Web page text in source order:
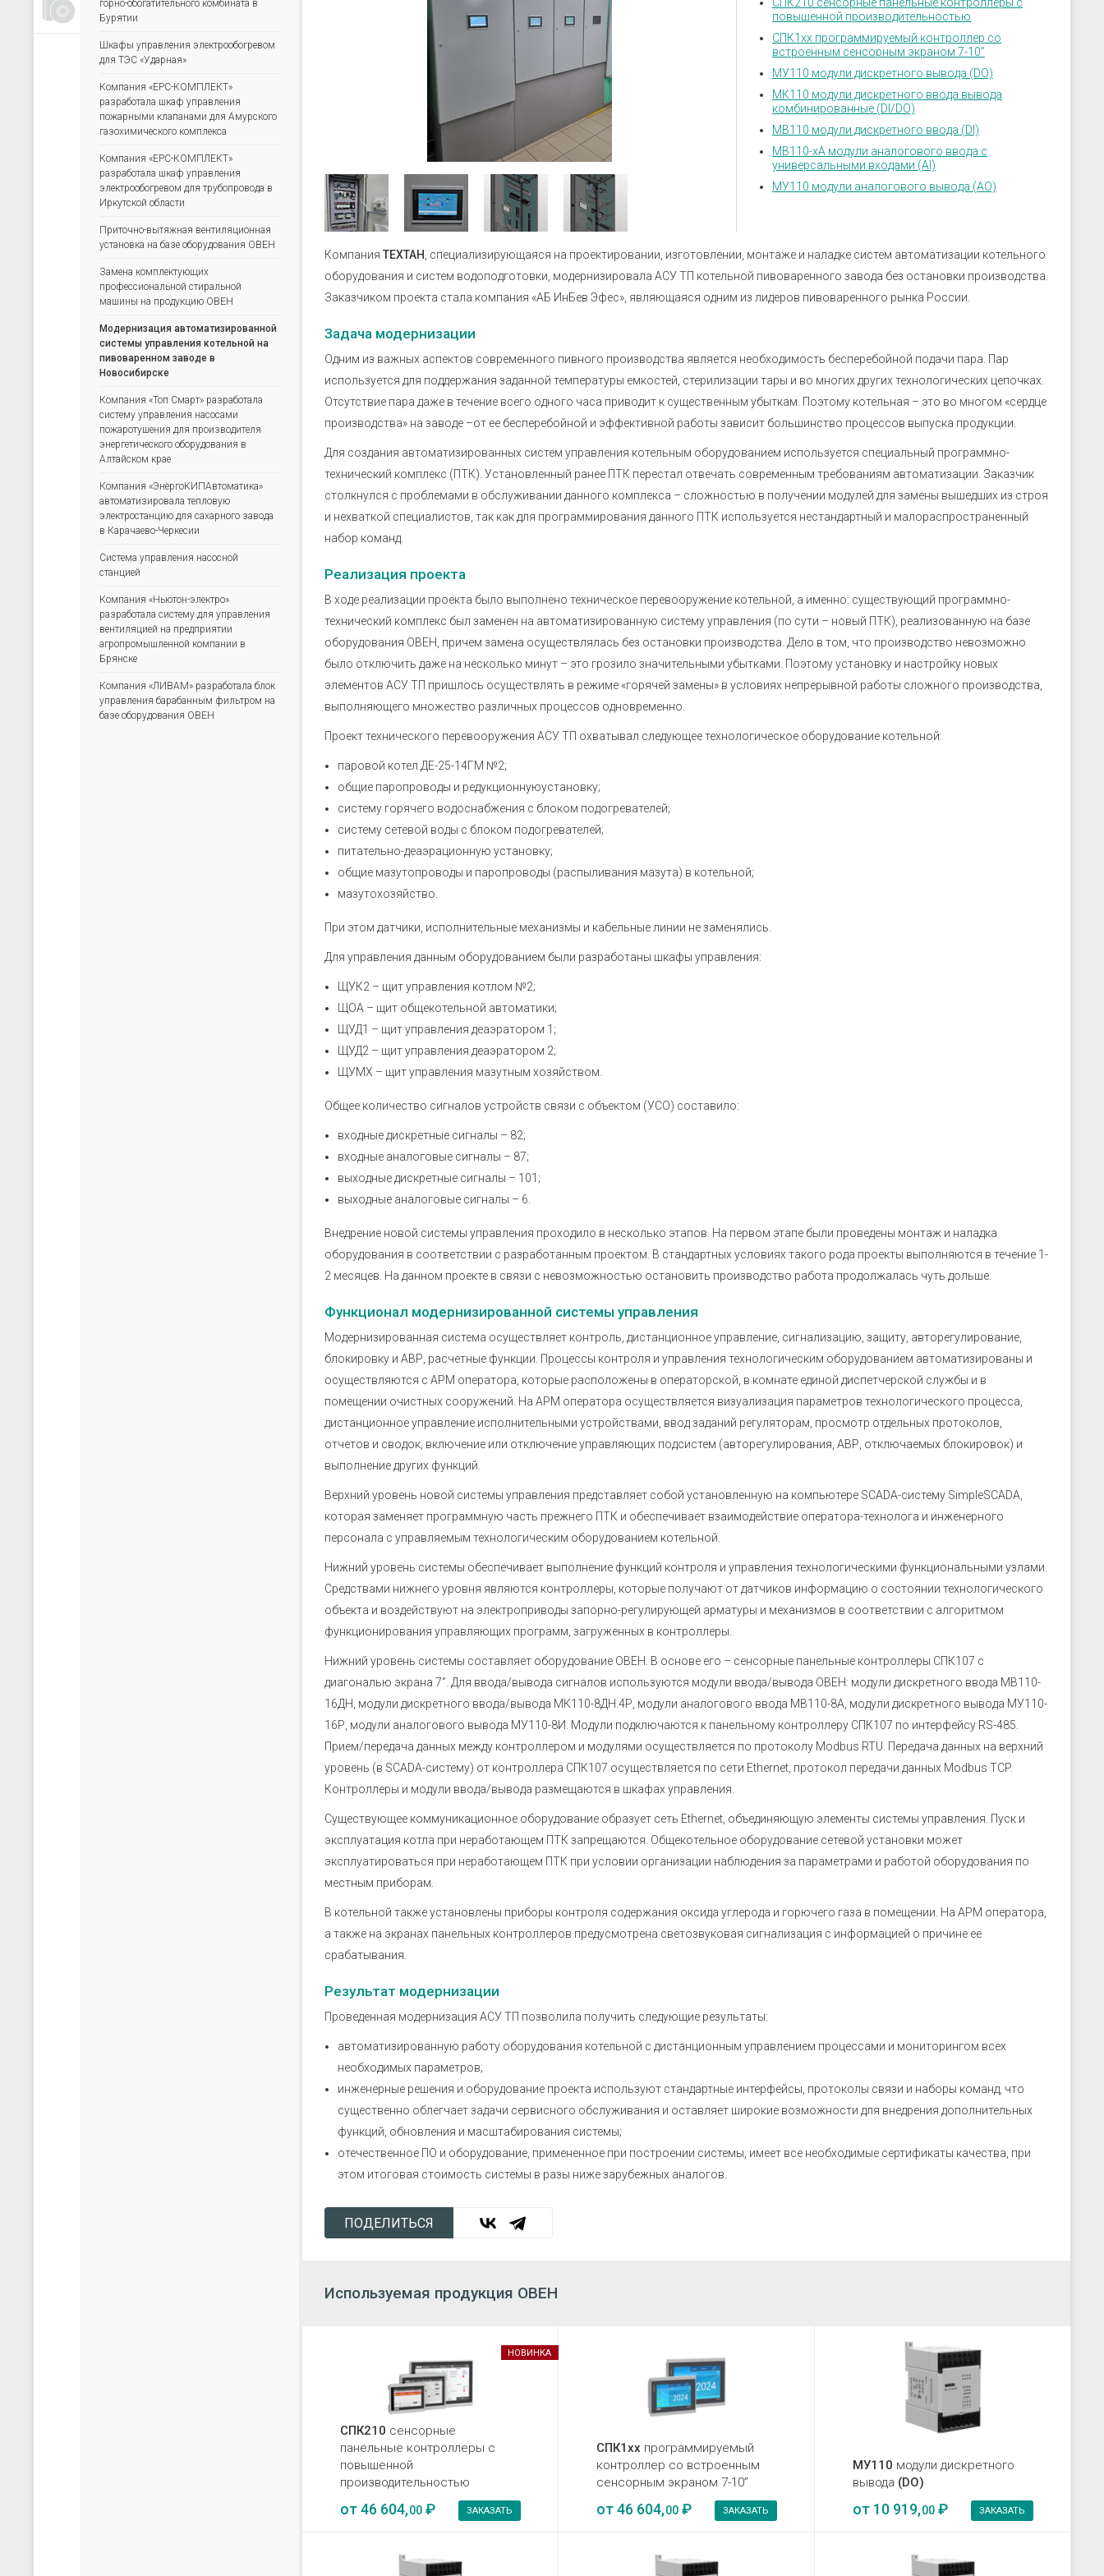
Счетчики, таймеры, тахометры
Для водоподготовки
Для электрических сетей
Архиваторы
Ручные задатчики сигналов
Дополнительные устройства
Приборы для индикации и
Устройства контроля и защиты
Реле защиты
Регуляторы мощности
Твердотельные реле KIPPRIBOR
Твердотельные реле Протон-
Импульс
Твердотельные и
промежуточные реле MEYERTEC
Микроклимат для шкафов
оборудование MEYERTEC
Нормирующие преобразователи
Аксессуары к датчикам
Аксессуары к датчикам давления
Аксессуары к датчикам уровня
скачать каталог (pdf)скачать прайс-лист (xls)
История
Аттестация на право поверки
Партнерам
Работа в компании
Каталог продукции ОВЕН
Материалы для вашего сайта
Сервисный центр
Проверить статус заказа
горно-обогатительного комбината в
Бурятии
Шкафы управления электрообогревом
для ТЭС «Ударная»
Компания «ЕРС-КОМПЛЕКТ»
разработала шкаф управления
пожарными клапанами для Амурского
газохимического комплекса
Компания «ЕРС-КОМПЛЕКТ»
разработала шкаф управления
электрообогревом для трубопровода в
Иркутской области
Приточно-вытяжная вентиляционная
установка на базе оборудования ОВЕН
Замена комплектующих
профессиональной стиральной
машины на продукцию ОВЕН
Модернизация автоматизированной
системы управления котельной на
пивоваренном заводе в
Новосибирске
Компания «Топ Смарт» разработала
систему управления насосами
пожаротушения для производителя
энергетического оборудования в
Алтайском крае
Компания «ЭнергоКИПАвтоматика»
автоматизировала тепловую
электростанцию для сахарного завода
в Карачаево-Черкесии
Система управления насосной
станцией
Компания «Ньютон-электро»
разработала систему для управления
вентиляцией на предприятии
агропромышленной компании в
Брянске
Компания «ЛИВАМ» разработала блок
управления барабанным фильтром на
базе оборудования ОВЕН
повышенной производительностью
СПК1хх программируемый контроллер со
встроенным сенсорным экраном 7-10”
МУ110 модули дискретного вывода (DO)
МК110 модули дискретного ввода вывода
комбинированные (DI/DO)
МВ110 модули дискретного ввода (DI)
МВ110-хА модули аналогового ввода с
универсальными входами (AI)
МУ110 модули аналогового вывода (AO)
Компания ТЕХТАН , специализирующаяся на проектировании, изготовлении, монтаже и наладке систем автоматизации котельного
оборудования и систем водоподготовки, модернизировала АСУ ТП котельной пивоваренного завода без остановки производства.
Заказчиком проекта стала компания «АБ ИнБев Эфес», являющаяся одним из лидеров пивоваренного рынка России.
Задача модернизации
Одним из важных аспектов современного пивного производства является необходимость бесперебойной подачи пара. Пар
используется для поддержания заданной температуры емкостей, стерилизации тары и во многих других технологических цепочках.
Отсутствие пара даже в течение всего одного часа приводит к существенным убыткам. Поэтому котельная – это во многом «сердце
производства» на заводе –от ее бесперебойной и эффективной работы зависит большинство процессов выпуска продукции.
Для создания автоматизированных систем управления котельным оборудованием используется специальный программно-
технический комплекс (ПТК). Установленный ранее ПТК перестал отвечать современным требованиям автоматизации. Заказчик
столкнулся с проблемами в обслуживании данного комплекса – сложностью в получении модулей для замены вышедших из строя
и нехваткой специалистов, так как для программирования данного ПТК используется нестандартный и малораспространенный
набор команд.
Реализация проекта
В ходе реализации проекта было выполнено техническое перевооружение котельной, а именно: существующий программно-
технический комплекс был заменен на автоматизированную систему управления (по сути – новый ПТК), реализованную на базе
оборудования ОВЕН, причем замена осуществлялась без остановки производства. Дело в том, что производство невозможно
было отключить даже на несколько минут – это грозило значительными убытками. Поэтому установку и настройку новых
элементов АСУ ТП пришлось осуществлять в режиме «горячей замены» в условиях непрерывной работы сложного производства,
выполняющего множество различных процессов одновременно.
Проект технического перевооружения АСУ ТП охватывал следующее технологическое оборудование котельной:
паровой котел ДЕ-25-14ГМ №2;
общие паропроводы и редукционнуюустановку;
систему горячего водоснабжения с блоком подогревателей;
систему сетевой воды с блоком подогревателей;
питательно-деаэрационную установку;
общие мазутопроводы и паропроводы (распыливания мазута) в котельной;
мазутохозяйство.
При этом датчики, исполнительные механизмы и кабельные линии не заменялись.
Для управления данным оборудованием были разработаны шкафы управления:
ЩУК2 – щит управления котлом №2;
ЩОА – щит общекотельной автоматики;
ЩУД1 – щит управления деаэратором 1;
ЩУД2 – щит управления деаэратором 2;
ЩУМХ – щит управления мазутным хозяйством.
Общее количество сигналов устройств связи с объектом (УСО) составило:
входные дискретные сигналы – 82;
входные аналоговые сигналы – 87;
выходные дискретные сигналы – 101;
выходные аналоговые сигналы – 6.
Внедрение новой системы управления проходило в несколько этапов. На первом этапе были проведены монтаж и наладка
оборудования в соответствии с разработанным проектом. В стандартных условиях такого рода проекты выполняются в течение 1-
2 месяцев. На данном проекте в связи с невозможностью остановить производство работа продолжалась чуть дольше.
Функционал модернизированной системы управления
Модернизированная система осуществляет контроль, дистанционное управление, сигнализацию, защиту, авторегулирование,
блокировку и АВР, расчетные функции. Процессы контроля и управления технологическим оборудованием автоматизированы и
осуществляются с АРМ оператора, которые расположены в операторской, в комнате единой диспетчерской службы и в
помещении очистных сооружений. На АРМ оператора осуществляется визуализация параметров технологического процесса,
дистанционное управление исполнительными устройствами, ввод заданий регуляторам, просмотр отдельных протоколов,
отчетов и сводок, включение или отключение управляющих подсистем (авторегулирования, АВР, отключаемых блокировок) и
выполнение других функций.
Верхний уровень новой системы управления представляет собой установленную на компьютере SCADA-систему SimpleSCADA,
которая заменяет программную часть прежнего ПТК и обеспечивает взаимодействие оператора-технолога и инженерного
персонала с управляемым технологическим оборудованием котельной.
Нижний уровень системы обеспечивает выполнение функций контроля и управления технологическими функциональными узлами.
Средствами нижнего уровня являются контроллеры, которые получают от датчиков информацию о состоянии технологического
объекта и воздействуют на электроприводы запорно-регулирующей арматуры и механизмов в соответствии с алгоритмом
функционирования управляющих программ, загруженных в контроллеры.
Нижний уровень системы составляет оборудование ОВЕН. В основе его – сенсорные панельные контроллеры СПК107 с
диагональю экрана 7”. Для ввода/вывода сигналов используются модули ввода/вывода ОВЕН: модули дискретного ввода МВ110-
16ДН, модули дискретного ввода/вывода МК110-8ДН.4Р, модули аналогового ввода МВ110-8А, модули дискретного вывода МУ110-
16Р, модули аналогового вывода МУ110-8И. Модули подключаются к панельному контроллеру СПК107 по интерфейсу RS-485.
Прием/передача данных между контроллером и модулями осуществляется по протоколу Modbus RTU. Передача данных на верхний
уровень (в SCADA-систему) от контроллера СПК107 осуществляется по сети Ethernet, протокол передачи данных Modbus TCP.
Контроллеры и модули ввода/вывода размещаются в шкафах управления.
Существующее коммуникационное оборудование образует сеть Ethernet, объединяющую элементы системы управления. Пуск и
эксплуатация котла при неработающем ПТК запрещаются. Общекотельное оборудование сетевой установки может
эксплуатироваться при неработающем ПТК при условии организации наблюдения за параметрами и работой оборудования по
местным приборам.
В котельной также установлены приборы контроля содержания оксида углерода и горючего газа в помещении. На АРМ оператора,
а также на экранах панельных контроллеров предусмотрена светозвуковая сигнализация с информацией о причине ее
срабатывания.
Результат модернизации
Проведенная модернизация АСУ ТП позволила получить следующие результаты:
автоматизированную работу оборудования котельной с дистанционным управлением процессами и мониторингом всех
необходимых параметров;
инженерные решения и оборудование проекта используют стандартные интерфейсы, протоколы связи и наборы команд, что
существенно облегчает задачи сервисного обслуживания и оставляет широкие возможности для внедрения дополнительных
функций, обновления и масштабирования системы;
отечественное ПО и оборудование, примененное при построении системы, имеет все необходимые сертификаты качества, при
этом итоговая стоимость системы в разы ниже зарубежных аналогов.
ПОДЕЛИТЬСЯ
Используемая продукция ОВЕН
СПК210 сенсорные
панельные контроллеры с
повышенной
производительностью
от46 604,00₽ ЗАКАЗАТЬ
НОВИНКА
СПК1хх программируемый
контроллер со встроенным
сенсорным экраном 7-10”
от46 604,00₽ ЗАКАЗАТЬ
МУ110 модули дискретного
вывода (DO)
от 10 919,00₽ ЗАКАЗАТЬ